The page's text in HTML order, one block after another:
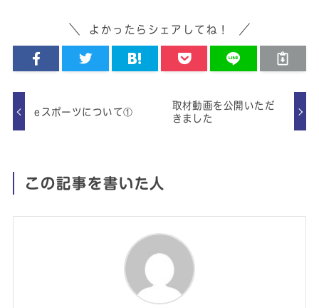
よかったらシェアしてね！
eスポーツについて①
取材動画を公開いただ
きました
この記事を書いた人